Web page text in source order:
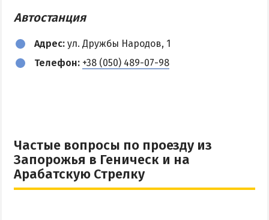
Автостанция
Адрес: ул. Дружбы Народов, 1
Телефон: +38 (050) 489-07-98
Частые вопросы по проезду из
Запорожья в Геническ и на
Арабатскую Стрелку